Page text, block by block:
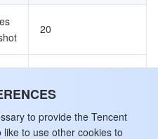
to provide the Tencent
to use other cookies to
20
20